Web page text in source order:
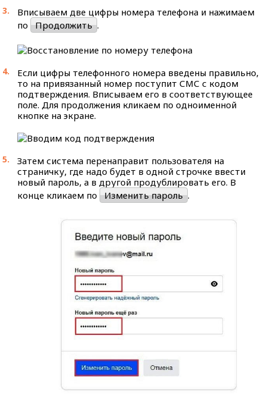
Вписываем две цифры номера телефона и нажимаем
по
Продолжить .
Если цифры телефонного номера введены правильно,
то на привязанный номер поступит СМС с кодом
подтверждения. Вписываем его в соответствующее
поле. Для продолжения кликаем по одноименной
кнопке на экране.
Затем система перенаправит пользователя на
страничку, где надо будет в одной строчке ввести
новый пароль, а в другой продублировать его. В
конце кликаем по
Изменить пароль .